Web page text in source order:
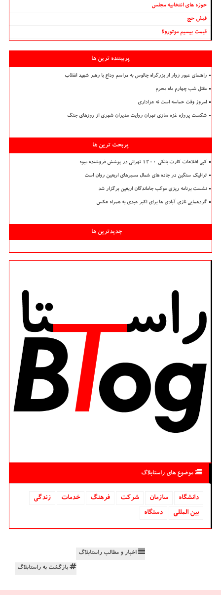
حوزه های انتخابیه مجلس
فیش حج
قیمت بیسیم موتورولا
پربیننده ترین ها
راهنمای عبور زوار از بزرگراه چالوس به مراسم وداع با رهبر شهید انقلاب
مقتل شب چهارم ماه محرم
امروز وقت حماسه است نه عزاداری
شکست پروژه غزه سازی تهران روایت مدیران شهری از روزهای جنگ
پربحث ترین ها
کپی اطلاعات کارت بانکی ۱۲۰۰ تهرانی در پوشش فروشنده میوه
ترافیک سنگین در جاده های شمال مسیرهای اربعین روان است
نشست برنامه ریزی موکب جاماندگان اربعین برگزار شد
گردهمایی نازی آبادی ها برای اکبر عبدی به همراه عکس
جدیدترین ها
موضوع های راستابلاگ
دانشگاه‌ سازمان شركت فرهنگ خدمات
زندگی
بین المللی
دستگاه
اخبار و مطالب راستابلاگ
بازگشت به راستابلاگ